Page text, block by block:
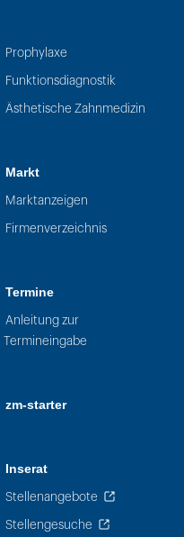
Prophylaxe
Funktionsdiagnostik
Ästhetische Zahnmedizin
Markt
Marktanzeigen
Firmenverzeichnis
Termine
Anleitung zur
Termineingabe
zm-starter
Inserat
Stellenangebote
Stellengesuche